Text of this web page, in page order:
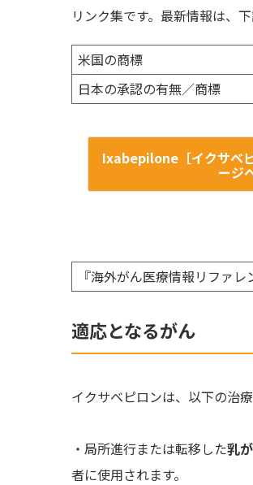
リンク集です。最新情報は、
米国の商標
日本の承認の有無／商標
Ixabepilone［イクサベ
ージ
『海外がん医療情報リフ
適応となるがん
イクサベピロンは、以下の治
・局所進行または転移した乳
者に使用されます。